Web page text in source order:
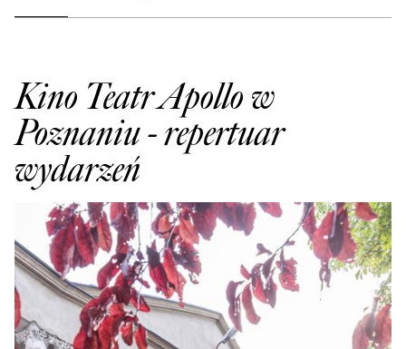
Kino Teatr Apollo w
Poznaniu- repertuar
wydarzeń